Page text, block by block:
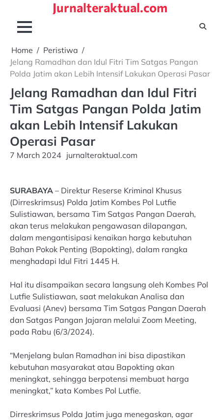
content
Jurnalteraktual.com
Home
Peristiwa
Jelang Ramadhan dan Idul Fitri Tim Satgas Pangan
Polda Jatim akan Lebih Intensif Lakukan Operasi Pasar
Jelang Ramadhan dan Idul Fitri
Tim Satgas Pangan Polda Jatim
akan Lebih Intensif Lakukan
Operasi Pasar
7 March 2024 jurnalteraktual.com
SURABAYA – Direktur Reserse Kriminal Khusus
(Dirreskrimsus) Polda Jatim Kombes Pol Lutfie
Sulistiawan, bersama Tim Satgas Pangan Daerah,
akan terus melakukan pengawasan dilapangan,
dalam mengantisipasi kenaikan harga kebutuhan
Bahan Pokok Penting (Bapokting), dalam rangka
menghadapi Idul Fitri 1445 H.
Hal itu disampaikan secara langsung oleh Kombes Pol
Lutfie Sulistiawan, saat melakukan Analisa dan
Evaluasi (Anev) bersama Tim Satgas Pangan Daerah
dan Satgas Pangan Jajaran melalui Zoom Meeting,
pada Rabu (6/3/2024).
“Menjelang bulan Ramadhan ini bisa dipastikan
kebutuhan masyarakat atau Bapokting akan
meningkat, sehingga berpotensi membuat harga
meningkat,” kata Kombes Pol Lutfie.
Dirreskrimsus Polda Jatim juga menegaskan, agar